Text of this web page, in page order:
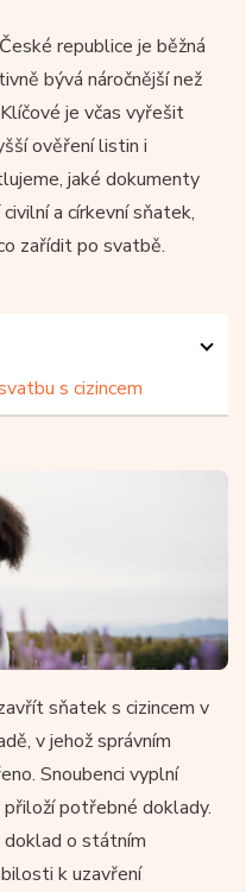
republice je běžná
bývá náročnější než
je včas vyřešit
ověření listin i
jaké dokumenty
a církevní sňatek,
zařídit po svatbě.
s cizincem
sňatek s cizincem v
v jehož správním
Snoubenci vyplní
potřebné doklady.
doklad o státním
k uzavření